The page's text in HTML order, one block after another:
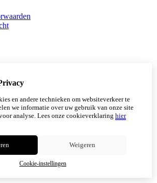
en andere technieken om websiteverkeer te
we informatie over uw gebruik van onze site
analyse. Lees onze cookieverklaring hier
Weigeren
Cookie-instellingen